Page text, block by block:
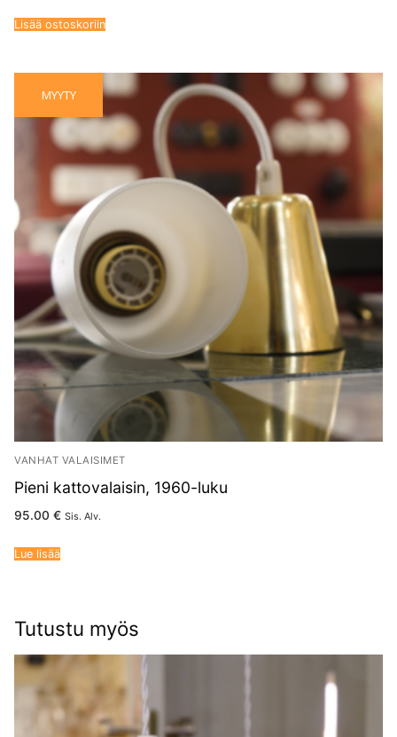
Lisää ostoskoriin
MYYTY
VANHAT VALAISIMET
Pieni kattovalaisin, 1960-luku
95.00 € Sis. Alv.
Lue lisää
Tutustu myös